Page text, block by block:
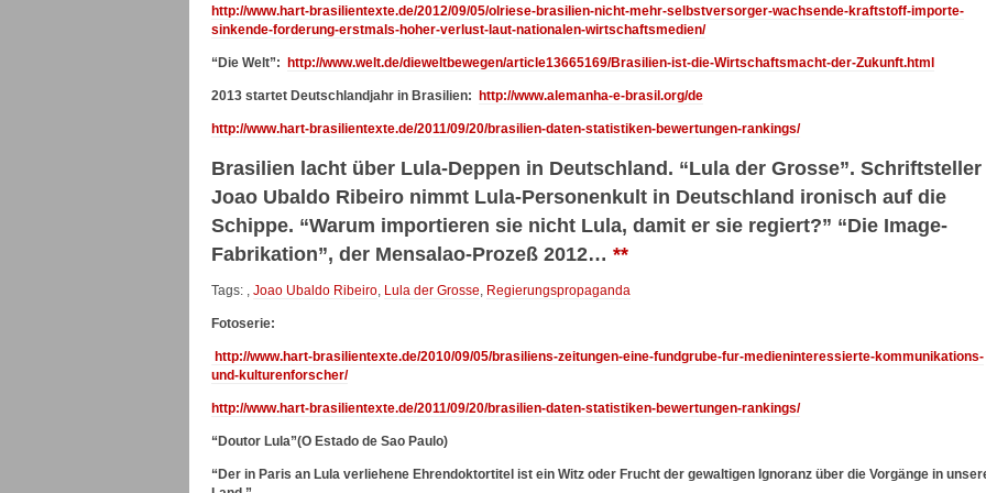
http://www.hart-brasilientexte.de/2012/09/05/olriese-brasilien-nicht-mehr-selbstversorger-wachsende-kraftstoff-importe-
sinkende-forderung-erstmals-hoher-verlust-laut-nationalen-wirtschaftsmedien/
“Die Welt”: http://www.welt.de/dieweltbewegen/article13665169/Brasilien-ist-die-Wirtschaftsmacht-der-Zukunft.html
2013 startet Deutschlandjahr in Brasilien: http://www.alemanha-e-brasil.org/de
http://www.hart-brasilientexte.de/2011/09/20/brasilien-daten-statistiken-bewertungen-rankings/
Brasilien lacht über Lula-Deppen in Deutschland. “Lula der Grosse”. Schriftsteller
Joao Ubaldo Ribeiro nimmt Lula-Personenkult in Deutschland ironisch auf die
Schippe. “Warum importieren sie nicht Lula, damit er sie regiert?” “Die Image-
Fabrikation”, der Mensalao-Prozeß 2012… **
Tags: , Joao Ubaldo Ribeiro Lula der Grosse Regierungspropaganda
Fotoserie:
http://www.hart-brasilientexte.de/2010/09/05/brasiliens-zeitungen-eine-fundgrube-fur-medieninteressierte-kommunikations-
und-kulturenforscher/
http://www.hart-brasilientexte.de/2011/09/20/brasilien-daten-statistiken-bewertungen-rankings/
“Doutor Lula”(O Estado de Sao Paulo)
“Der in Paris an Lula verliehene Ehrendoktortitel ist ein Witz oder Frucht der gewaltigen Ignoranz über die Vorgänge in